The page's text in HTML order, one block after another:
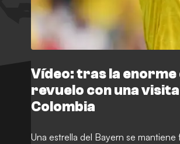
Vídeo: tras la
revuelo con una
Colombia
Una estrella del Bayern se